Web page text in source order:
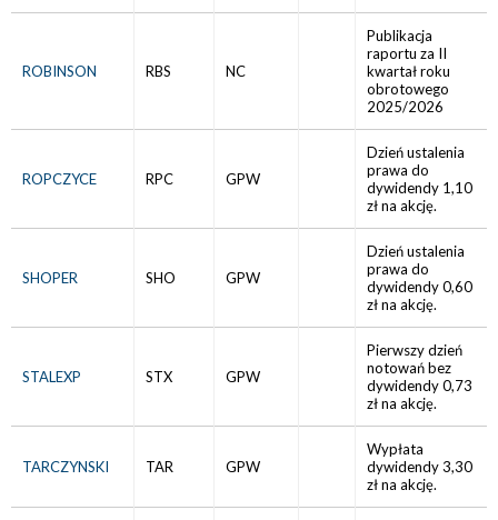
ROBINSON RBS NC
Publikacja
raportu za II
kwartał roku
obrotowego
2025/2026
ROPCZYCE RPC GPW
Dzień ustalenia
prawa do
dywidendy 1,10
zł na akcję.
SHOPER SHO GPW
Dzień ustalenia
prawa do
dywidendy 0,60
zł na akcję.
STALEXP STX GPW
Pierwszy dzień
notowań bez
dywidendy 0,73
zł na akcję.
TARCZYNSKI TAR GPW
Wypłata
dywidendy 3,30
zł na akcję.